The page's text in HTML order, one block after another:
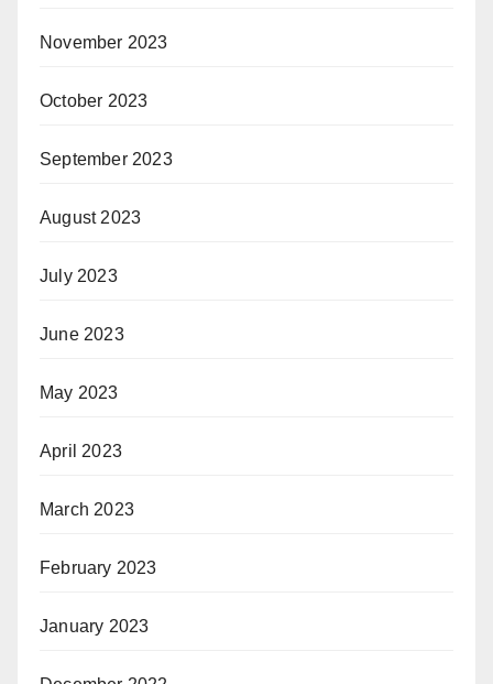
November 2023
October 2023
September 2023
August 2023
July 2023
June 2023
May 2023
April 2023
March 2023
February 2023
January 2023